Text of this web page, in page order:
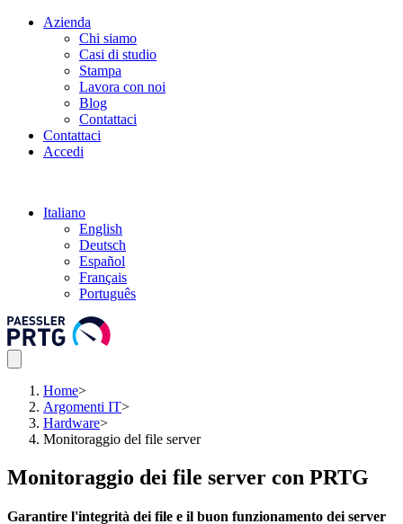
Azienda
Chi siamo
Casi di studio
Stampa
Lavora con noi
Blog
Contattaci
Contattaci
Accedi
Italiano
English
Deutsch
Español
Français
Português
Home>
Argomenti IT>
Hardware>
Monitoraggio del file server
Monitoraggio dei file server con PRTG
Garantire l'integrità dei file e il buon funzionamento dei server